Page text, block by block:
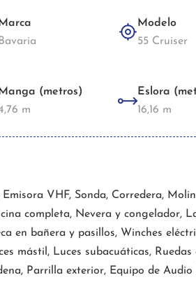
Marca
Bavaria
Modelo
55 Cruiser
Manga (metros)
m
Eslora
16,16 m
VHF, Sonda, Corredera,
completa, Nevera y congelador,
en bañera y pasillos, Winches
mástil, Luces subacuáticas,
Parrilla exterior, Equipo de Audio